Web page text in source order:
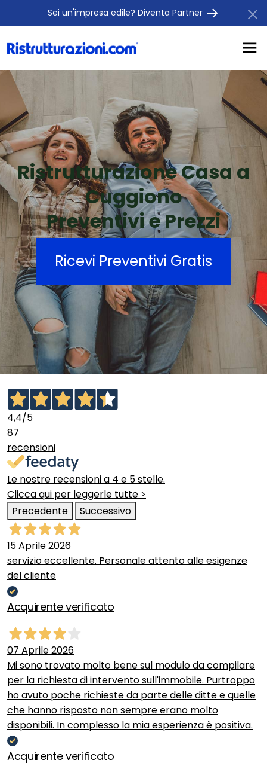
Sei un'impresa edile? Diventa Partner
Ristrutturazione Casa a
Cuggiono
Preventivi e Prezzi
Ricevi Preventivi Gratis
4,4/5
87
recensioni
Le nostre recensioni a 4 e 5 stelle.
Clicca qui per leggerle tutte >
Precedente
Successivo
15 Aprile 2026
servizio eccellente. Personale attento alle esigenze
del cliente
Acquirente verificato
07 Aprile 2026
Mi sono trovato molto bene sul modulo da compilare
per la richiesta di intervento sull'immobile. Purtroppo
ho avuto poche richieste da parte delle ditte e quelle
che hanno risposto non sempre erano molto
disponibili. In complesso la mia esperienza è positiva.
Acquirente verificato